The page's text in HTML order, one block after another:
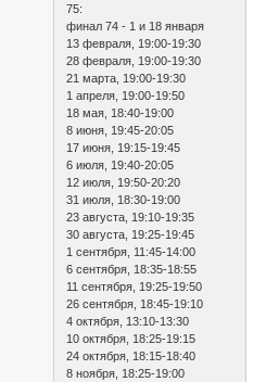
75:
финал 74 - 1 и 18 января
13 февраля, 19:00-19:30
28 февраля, 19:00-19:30
21 марта, 19:00-19:30
1 апреля, 19:00-19:50
18 мая, 18:40-19:00
8 июня, 19:45-20:05
17 июня, 19:15-19:45
6 июля, 19:40-20:05
12 июля, 19:50-20:20
31 июля, 18:30-19:00
23 августа, 19:10-19:35
30 августа, 19:25-19:45
1 сентября, 11:45-14:00
6 сентября, 18:35-18:55
11 сентября, 19:25-19:50
26 сентября, 18:45-19:10
4 октября, 13:10-13:30
10 октября, 18:25-19:15
24 октября, 18:15-18:40
8 ноября, 18:25-19:00